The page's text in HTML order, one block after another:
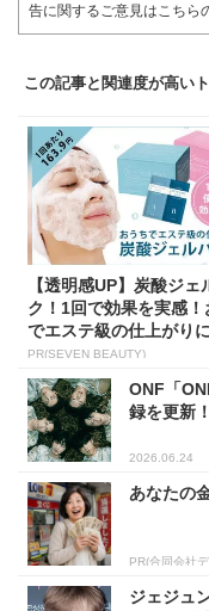
告に関するご意見はこちら
この記事と関連度が高い
【透明感UP】炭酸ジェ
ク！1回で効果を実感！
でエステ級の仕上がりに
PR(SEVEN BEAUTY)
ONF「
録を更新
2026.06.24
あなたの
PR(合同会社
ジェジュ